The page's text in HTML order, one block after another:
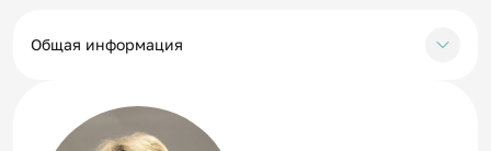
Общая информация